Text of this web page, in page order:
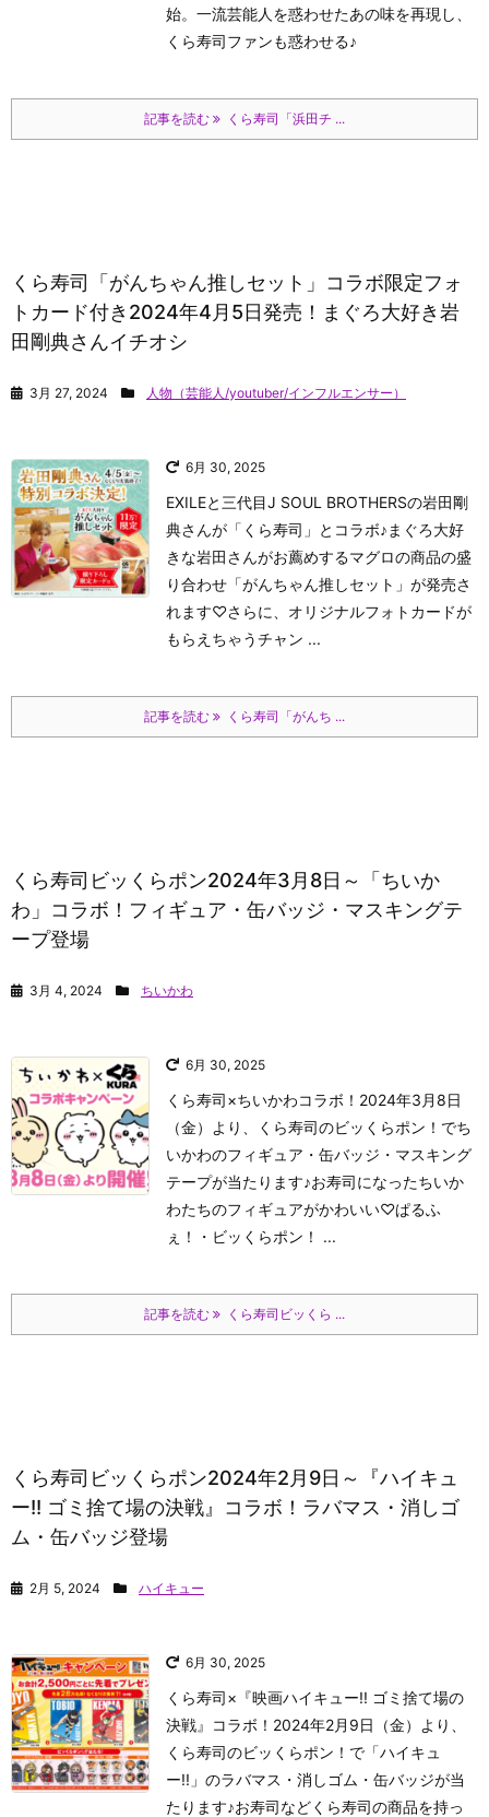
始。一流芸能人を惑わせたあの味を再現し、
くら寿司ファンも惑わせる♪
記事を読む くら寿司「浜田チ ...
くら寿司「がんちゃん推しセット」コラボ限定フォ
トカード付き2024年4月5日発売！まぐろ大好き岩
田剛典さんイチオシ
3月 27, 2024 人物（芸能人/youtuber/インフルエンサー）
6月 30, 2025
EXILEと三代目J SOUL BROTHERSの岩田剛
典さんが「くら寿司」とコラボ♪まぐろ大好
きな岩田さんがお薦めするマグロの商品の盛
り合わせ「がんちゃん推しセット」が発売さ
れます♡さらに、オリジナルフォトカードが
もらえちゃうチャン ...
記事を読む くら寿司「がんち ...
くら寿司ビッくらポン2024年3月8日～「ちいか
わ」コラボ！フィギュア・缶バッジ・マスキングテ
ープ登場
3月 4, 2024 ちいかわ
6月 30, 2025
くら寿司×ちいかわコラボ！2024年3月8日
（金）より、くら寿司のビッくらポン！でち
いかわのフィギュア・缶バッジ・マスキング
テープが当たります♪お寿司になったちいか
わたちのフィギュアがかわいい♡ぱるふ
ぇ！
・ビッくらポン！ ...
記事を読む くら寿司ビッくら ...
くら寿司ビッくらポン2024年2月9日～『ハイキュ
ー!! ゴミ捨て場の決戦』コラボ！ラバマス・消しゴ
ム・缶バッジ登場
2月 5, 2024 ハイキュー
6月 30, 2025
くら寿司×『映画ハイキュー!! ゴミ捨て場の
決戦』コラボ！2024年2月9日（金）より、
くら寿司のビッくらポン！で「ハイキュ
ー!!」のラバマス・消しゴム・缶バッジが当
たります♪お寿司などくら寿司の商品を持っ